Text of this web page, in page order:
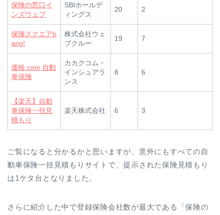
保険の窓口イ
ンズウェブ
SBIホールデ
ィングス
20 2
保険スクエアb
ang!
株式会社ウェ
ブクルー
19 7
価格.com 自動
車保険
カカクコム・
インシュアラ
ンス
8 6
【楽天】自動
車保険一括見
積もり
楽天株式会社 6 3
ご覧になると分かるかと思いますが、意外にもすべての自
動車保険一括見積もりサイトで、提示された保険見積もり
は1ケタ台となりました。
さらに紹介した中で登録保険会社数が最大である「保険の